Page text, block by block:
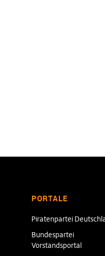
PORTALE
Piratenpartei
Bundespartei
Vorstandsportal